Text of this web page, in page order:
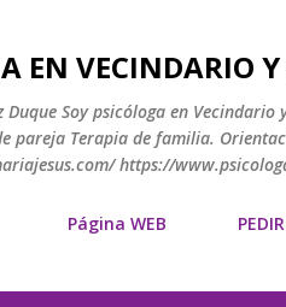
EN VECINDARIO
Duque Soy psicóloga en
pareja Terapia de familia.
https://
Página WEB